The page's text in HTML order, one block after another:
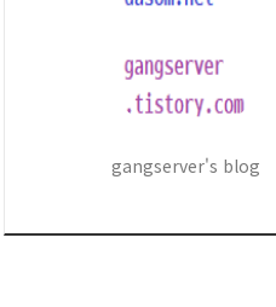
gangserver's blog